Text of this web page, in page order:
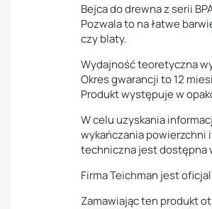
Bejca do drewna z serii
Pozwala to na łatwe
czy blaty.
Wydajność teoretyczna
Okres gwarancji to 12
Produkt występuje w
W celu uzyskania
wykańczania powierzchni
techniczna jest dostępna
Firma Teichman jest
Zamawiając ten produkt